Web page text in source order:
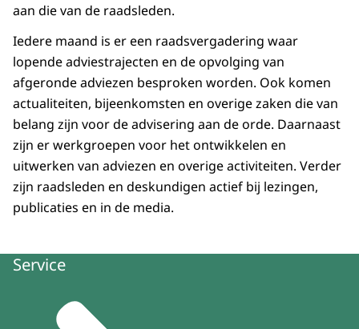
aan die van de raadsleden.
Iedere maand is er een raadsvergadering waar
lopende adviestrajecten en de opvolging van
afgeronde adviezen besproken worden. Ook komen
actualiteiten, bijeenkomsten en overige zaken die van
belang zijn voor de advisering aan de orde. Daarnaast
zijn er werkgroepen voor het ontwikkelen en
uitwerken van adviezen en overige activiteiten. Verder
zijn raadsleden en deskundigen actief bij lezingen,
publicaties en in de media.
Service